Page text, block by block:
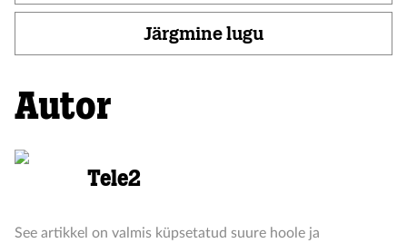
Järgmine lugu
Autor
Tele2
See artikkel on valmis küpsetatud suure hoole ja